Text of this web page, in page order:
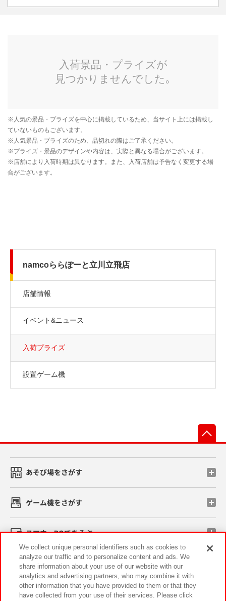
namcoららぽーと立川立飛店
店舗情報
イベント&ニュース
入荷プライズ
設置ゲーム機
あそび場をさがす
ゲーム機をさがす
スマホ・PCであそぶ
イベント・キャンペーン
We collect unique personal identifiers such as cookies to
analyze our traffic and to personalize content and ads. We
share information about your use of our website with our
analytics and advertising partners, who may combine it with
other information that you have provided to them or that they
have collected from your use of their services. Please click